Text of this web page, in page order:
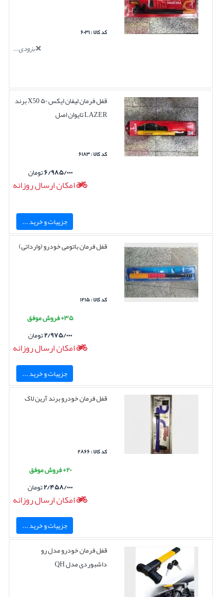
کد کالا : ۶۰۳۱
بزودی...
قفل فرمان لیفان ایکس ۵۰ X50 برند
LAZER تایوان اصل
کد کالا : ۶۱۸۳
۶/۹۸۵/۰۰۰تومان
امکان ارسال روزانه
جزییات و خرید ...
قفل فرمان باتومی خودرو (وارداتی)
کد کالا : ۱۲۱۵
۳۵+ فروش موفق
۲/۹۷۵/۰۰۰تومان
امکان ارسال روزانه
جزییات و خرید ...
قفل فرمان خودرو برند آرین لاک
کد کالا : ۲۸۶۶
۲۰+ فروش موفق
۲/۴۵۸/۰۰۰تومان
امکان ارسال روزانه
جزییات و خرید ...
قفل فرمان خودرو مدل رو
داشبوردی مدل QH